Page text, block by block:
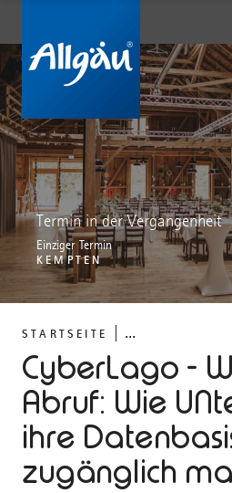
STARTSEITE ...
CyberLago -
Abruf: Wie
ihre
zugänglich
Termin in der Vergangenheit
Einziger Termin
KEMPTEN